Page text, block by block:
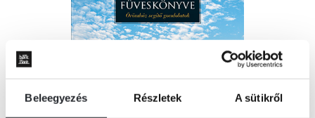
Beleegyezés Részletek A sütikről